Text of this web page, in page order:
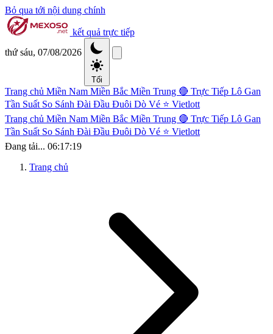
Bỏ qua tới nội dung chính
kết quả trực tiếp
thứ sáu, 07/08/2026
Tối
Trang chủ Miền Nam Miền Bắc Miền Trung 🔴 Trực Tiếp Lô Gan
Tần Suất So Sánh Đài Đầu Đuôi Dò Vé ⭐ Vietlott
Trang chủ Miền Nam Miền Bắc Miền Trung 🔴 Trực Tiếp Lô Gan
Tần Suất So Sánh Đài Đầu Đuôi Dò Vé ⭐ Vietlott
Đang tải... 06:17:19
Trang chủ